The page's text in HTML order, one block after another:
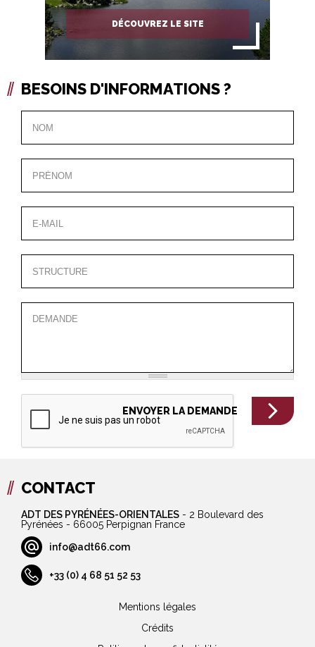
DÉCOUVREZ LE SITE
BESOINS D'INFORMATIONS ?
CONTACT
ADT DES PYRÉNÉES-ORIENTALES - 2 Boulevard des
Pyrénées - 66005 Perpignan France
info@adt66.com
+33 (0) 4 68 51 52 53
Mentions légales
Crédits